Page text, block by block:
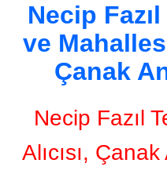
Necip
ve
Çanak
Necip Fazıl
Alıcısı,